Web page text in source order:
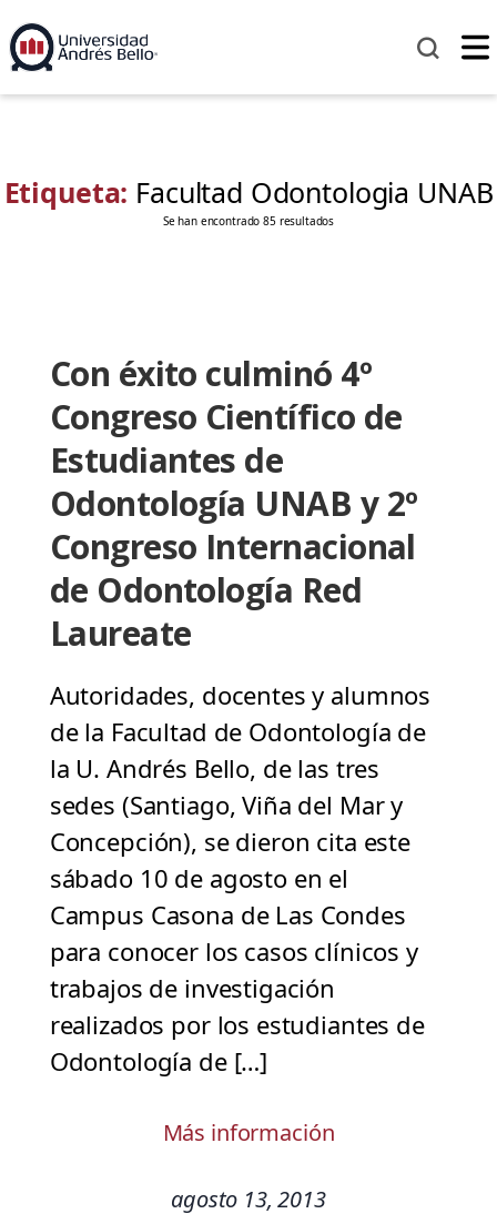
Etiqueta: Facultad Odontologia UNAB
Se han encontrado 85 resultados
Con éxito culminó 4º
Congreso Científico de
Estudiantes de
Odontología UNAB y 2º
Congreso Internacional
de Odontología Red
Laureate
Autoridades, docentes y alumnos
de la Facultad de Odontología de
la U. Andrés Bello, de las tres
sedes (Santiago, Viña del Mar y
Concepción), se dieron cita este
sábado 10 de agosto en el
Campus Casona de Las Condes
para conocer los casos clínicos y
trabajos de investigación
realizados por los estudiantes de
Odontología de […]
Más información
agosto 13, 2013